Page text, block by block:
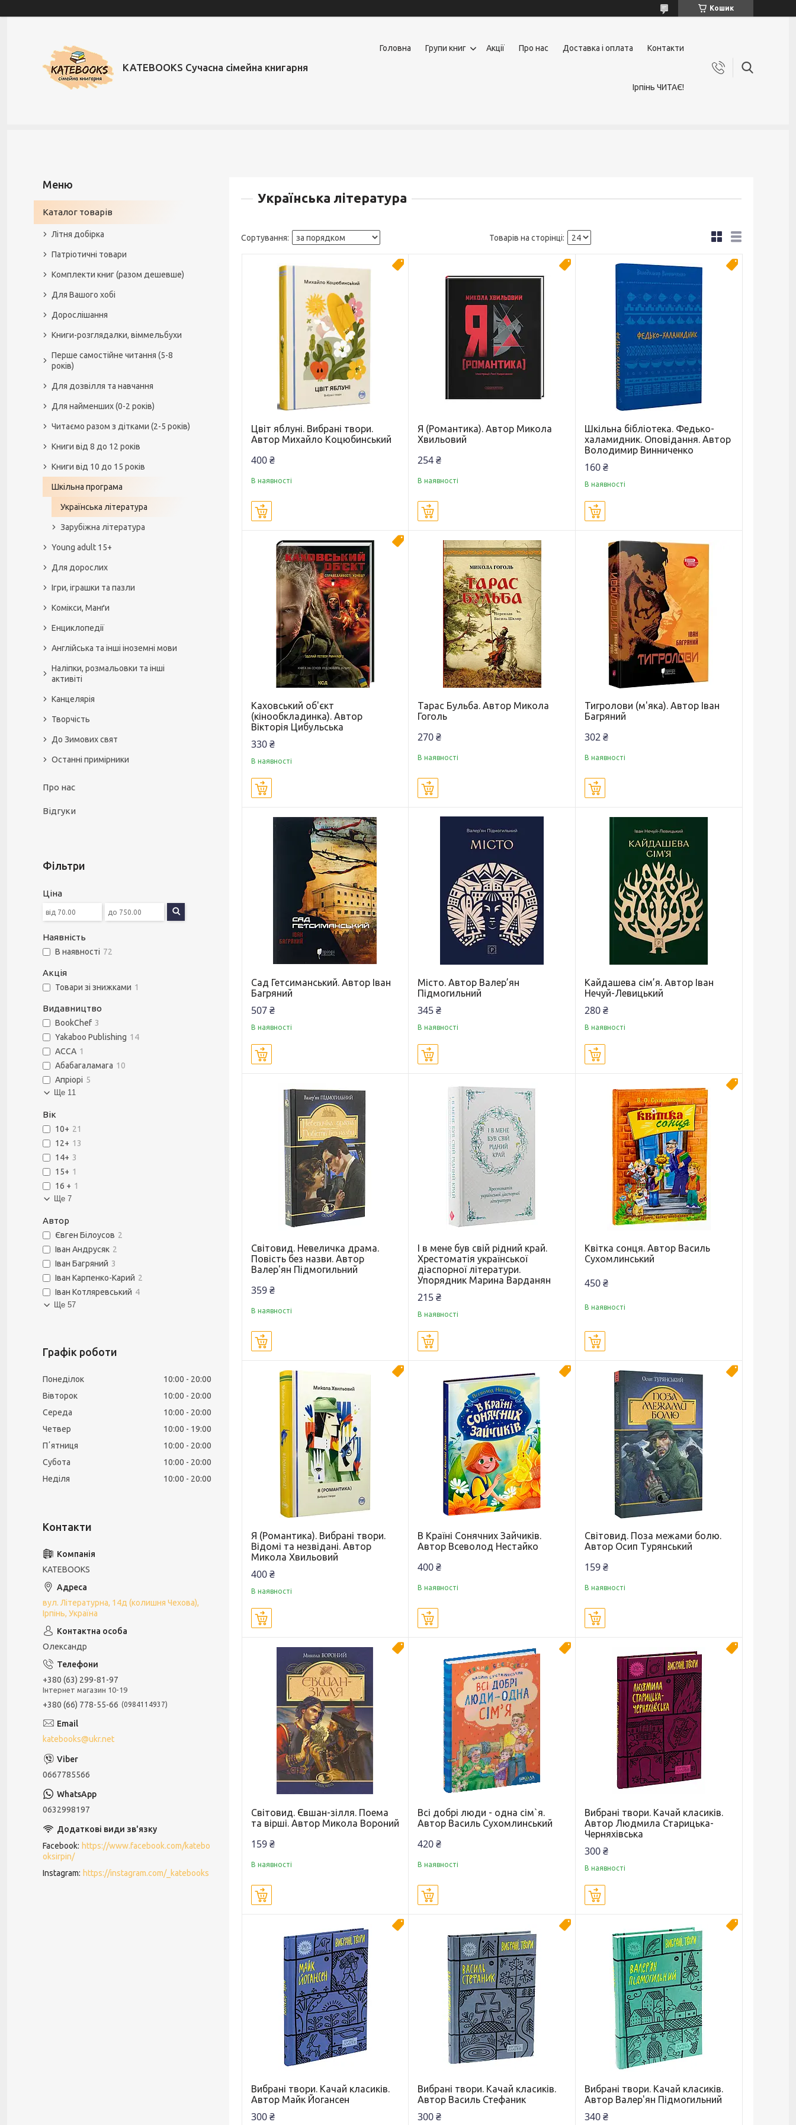
Кошик
KATEBOOKS Сучасна сімейна книгарня
Головна Групи книг Акції Про нас Доставка і оплата Контакти
Ірпінь ЧИТАЄ!
Українська література
Цвіт яблуні. Вибрані твори.
Автор Михайло Коцюбинський
400 ₴
В наявності
Я (Романтика). Автор Микола
Хвильовий
254 ₴
В наявності
Шкільна бібліотека. Федько-
халамидник. Оповідання. Автор
Володимир Винниченко
160 ₴
В наявності
Каховський об'єкт
(кінообкладинка). Автор
Вікторія Цибульська
330 ₴
В наявності
Тарас Бульба. Автор Микола
Гоголь
270 ₴
В наявності
Тигролови (м'яка). Автор Іван
Багряний
302 ₴
В наявності
Сад Гетсиманський. Автор Іван
Багряний
507 ₴
В наявності
Місто. Автор Валер’ян
Підмогильний
345 ₴
В наявності
Кайдашева сім’я. Автор Іван
Нечуй-Левицький
280 ₴
В наявності
Світовид. Невеличка драма.
Повість без назви. Автор
Валер'ян Підмогильний
359 ₴
В наявності
І в мене був свій рідний край.
Хрестоматія української
діаспорної літератури.
Упорядник Марина Варданян
215 ₴
В наявності
Квітка сонця. Автор Василь
Сухомлинський
450 ₴
В наявності
Я (Романтика). Вибрані твори.
Відомі та незвідані. Автор
Микола Хвильовий
400 ₴
В наявності
В Країні Сонячних Зайчиків.
Автор Всеволод Нестайко
400 ₴
В наявності
Світовид. Поза межами болю.
Автор Осип Турянський
159 ₴
В наявності
Світовид. Євшан-зілля. Поема
та вірші. Автор Микола Вороний
159 ₴
В наявності
Всі добрі люди - одна сім`я.
Автор Василь Сухомлинський
420 ₴
В наявності
Вибрані твори. Качай класиків.
Автор Людмила Старицька-
Черняхівська
300 ₴
В наявності
Вибрані твори. Качай класиків.
Автор Майк Йогансен
300 ₴
Вибрані твори. Качай класиків.
Автор Василь Стефаник
300 ₴
Вибрані твори. Качай класиків.
Автор Валер'ян Підмогильний
340 ₴
Каталог товарів
Літня добірка
Патріотичні товари
Комплекти книг (разом дешевше)
Для Вашого хобі
Дорослішання
Книги-розглядалки, віммельбухи
Перше самостійне читання (5-8
років)
Для дозвілля та навчання
Для найменших (0-2 років)
Читаємо разом з дітками (2-5 років)
Книги від 8 до 12 років
Книги від 10 до 15 років
Шкільна програма
Українська література
Зарубіжна література
Young adult 15+
Для дорослих
Ігри, іграшки та пазли
Комікси, Манґи
Енциклопедії
Англійська та інші іноземні мови
Наліпки, розмальовки та інші
активіті
Канцелярія
Творчість
До Зимових свят
Останні примірники
Про нас
Відгуки
Фільтри
Ціна
Наявність
В наявності 72
Акція
Товари зі знижками 1
Видавництво
BookChef 3
Yakaboo Publishing 14
АССА 1
Абабагаламага 10
Апріорі 5
Ще 11
Вік
10+ 21
12+ 13
14+ 3
15+ 1
16 + 1
Ще 7
Автор
Євген Білоусов 2
Іван Андрусяк 2
Іван Багряний 3
Іван Карпенко-Карий 2
Іван Котляревський 4
Ще 57
Графік роботи
Понеділок 10:00
20:00
Вівторок
10:00
20:00
Середа
10:00
20:00
Четвер
10:00
19:00
Пʼятниця
10:00
20:00
Субота
10:00
20:00
Неділя
10:00 20:00
KATEBOOKS
вул. Літературна, 14д (колишня Чехова),
Ірпінь, Україна
Олександр
+380 (63) 299-81-97
Інтернет магазин 10-19
+380 (66) 778-55-66 0984114937
katebooks@ukr.net
0667785566
0632998197
Facebook https://www.facebook.com/katebo
oksirpin/
Instagram
https://instagram.com/_katebooks